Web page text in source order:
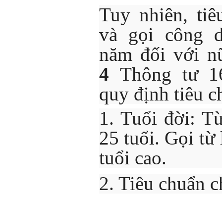
Tuy nhiên,
và gọi công
năm đối với
4 Thông tư
quy định tiêu
1. Tuổi đời:
25 tuổi. Gọi từ
tuổi cao.
2. Tiêu chuẩn